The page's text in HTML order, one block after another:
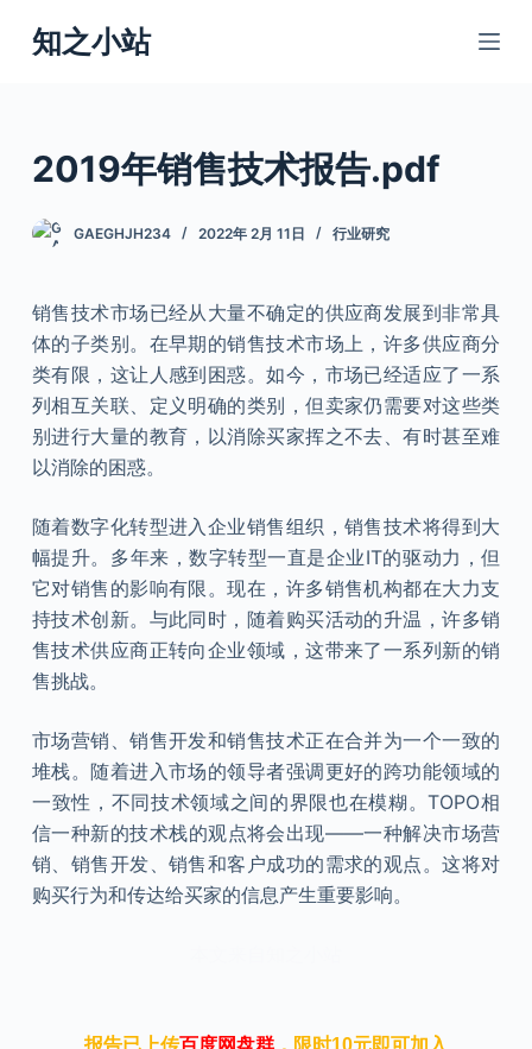
跳
过
知之小站
2019年销售技术报告.pdf
GAEGHJH234 2022年 2月 11日 行业研究
销售技术市场已经从大量不确定的供应商发展到非常具
体的子类别。在早期的销售技术市场上，许多供应商分
类有限，这让人感到困惑。如今，市场已经适应了一系
列相互关联、定义明确的类别，但卖家仍需要对这些类
别进行大量的教育，以消除买家挥之不去、有时甚至难
以消除的困惑。
随着数字化转型进入企业销售组织，销售技术将得到大
幅提升。多年来，数字转型一直是企业IT的驱动力，但
它对销售的影响有限。现在，许多销售机构都在大力支
持技术创新。与此同时，随着购买活动的升温，许多销
售技术供应商正转向企业领域，这带来了一系列新的销
售挑战。
市场营销、销售开发和销售技术正在合并为一个一致的
堆栈。随着进入市场的领导者强调更好的跨功能领域的
一致性，不同技术领域之间的界限也在模糊。TOPO相
信一种新的技术栈的观点将会出现——一种解决市场营
销、销售开发、销售和客户成功的需求的观点。这将对
购买行为和传达给买家的信息产生重要影响。
报告已上传百度网盘群，限时10元即可加入